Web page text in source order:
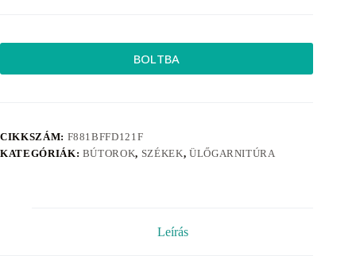
BOLTBA
CIKKSZÁM: F881BFFD121F
KATEGÓRIÁK: BÚTOROK, SZÉKEK, ÜLŐGARNITÚRA
Leírás